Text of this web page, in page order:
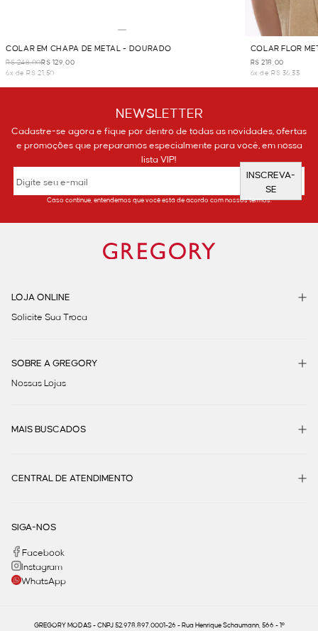
COLAR EM CHAPA DE METAL - DOURADO
R$ 248,00R$ 129,00
6x de R$ 21,50
COLAR FLOR
R$ 218,00
6x de R$ 36,33
NEWSLETTER
Cadastre-se agora e fique por dentro de todas as novidades, ofertas
e promoções que preparamos especialmente para você, em nossa
lista VIP!
INSCREVA-
SE
Caso continue, entendemos que você está de acordo com nossos termos.
LOJA ONLINE
Solicite Sua Troca
SOBRE A GREGORY
Nossas Lojas
MAIS BUSCADOS
CENTRAL DE ATENDIMENTO
SIGA-NOS
Facebook
Instagram
WhatsApp
GREGORY MODAS - CNPJ 52.978.897.0001-26 - Rua Henrique Schaumann, 566 - 1º